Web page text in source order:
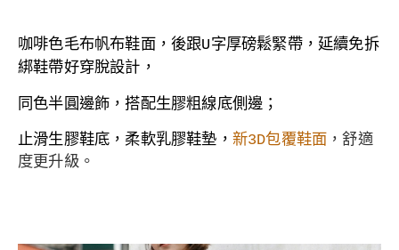
咖啡色毛布帆布鞋面，後跟U字厚磅鬆緊帶，延續免拆
綁鞋帶好穿脫設計，
同色半圓邊飾，搭配生膠粗線底側邊；
止滑生膠鞋底， 柔軟乳膠鞋墊， 新3D包覆鞋面 ，舒適
度更升級。